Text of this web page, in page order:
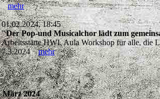
mehr
01.02.2024, 18:45
"Der Pop-und Musicalchor lädt zum
Arbeitsstätte HWI, Aula Workshop für alle, die
7.3.2024mehr
März 2024